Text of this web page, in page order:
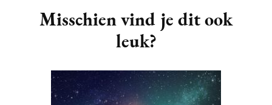
Navigation
Misschien vind je dit ook
leuk?